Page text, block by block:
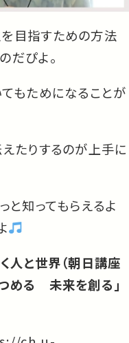
目指すための方法
だぴよ。
もためになることが
たりするのが上手に
と知ってもらえるよ
人と世界（朝日講座
める 未来を創る」